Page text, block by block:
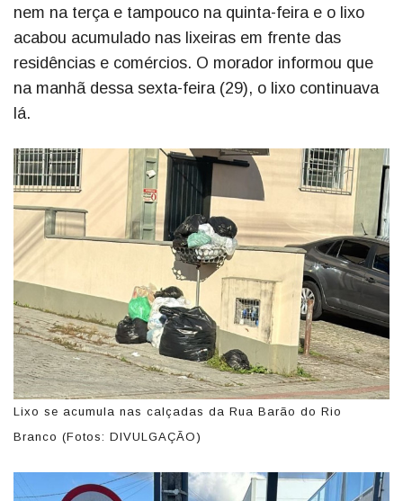
nem na terça e tampouco na quinta-feira e o lixo
acabou acumulado nas lixeiras em frente das
residências e comércios. O morador informou que
na manhã dessa sexta-feira (29), o lixo continuava
lá.
Lixo se acumula nas calçadas da Rua Barão do Rio
Branco (Fotos: DIVULGAÇÃO)